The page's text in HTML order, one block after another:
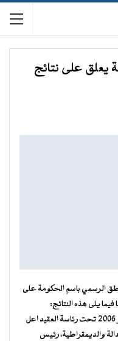
يعلق على نتائج
الرسمي باسم الحكومة على
يلى هذه النتائج:
“اجتمع مجلس الوزراء اليوم الاربعاء 24 مايو 2006 تحت رئاسة العقيد اعل
والديمقراطية، رئيس